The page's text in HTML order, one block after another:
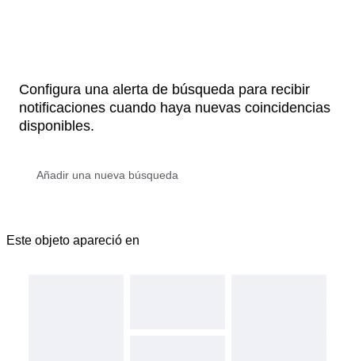
Configura una alerta de búsqueda para recibir
notificaciones cuando haya nuevas coincidencias
disponibles.
Este objeto apareció en